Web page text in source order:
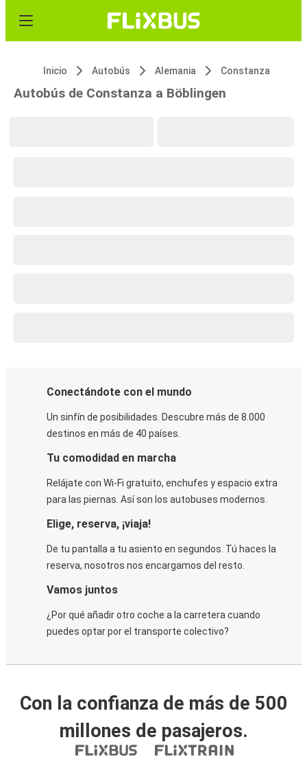
Inicio Autobús Alemania Constanza
Autobús de Constanza a Böblingen
Conectándote con el mundo
Un sinfín de posibilidades. Descubre más de 8.000
destinos en más de 40 países.
Tu comodidad en marcha
Relájate con Wi-Fi gratuito, enchufes y espacio extra
para las piernas. Así son los autobuses modernos.
Elige, reserva, ¡viaja!
De tu pantalla a tu asiento en segundos. Tú haces la
reserva, nosotros nos encargamos del resto.
Vamos juntos
¿Por qué añadir otro coche a la carretera cuando
puedes optar por el transporte colectivo?
Con la confianza de más de 500
millones de pasajeros.